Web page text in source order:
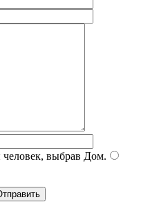
выбрав Дом.